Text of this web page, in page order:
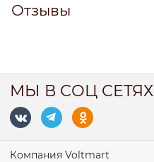
Отзывы
МЫ В СОЦ СЕТЯХ
Компания Voltmart